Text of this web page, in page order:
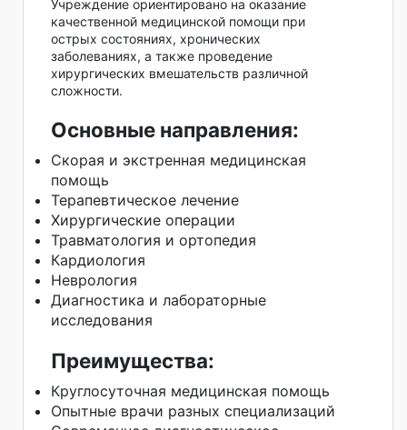
Учреждение ориентировано на оказание
качественной медицинской помощи при
острых состояниях, хронических
заболеваниях, а также проведение
хирургических вмешательств различной
сложности.
Основные направления:
Скорая и экстренная медицинская
помощь
Терапевтическое лечение
Хирургические операции
Травматология и ортопедия
Кардиология
Неврология
Диагностика и лабораторные
исследования
Преимущества:
Круглосуточная медицинская помощь
Опытные врачи разных специализаций